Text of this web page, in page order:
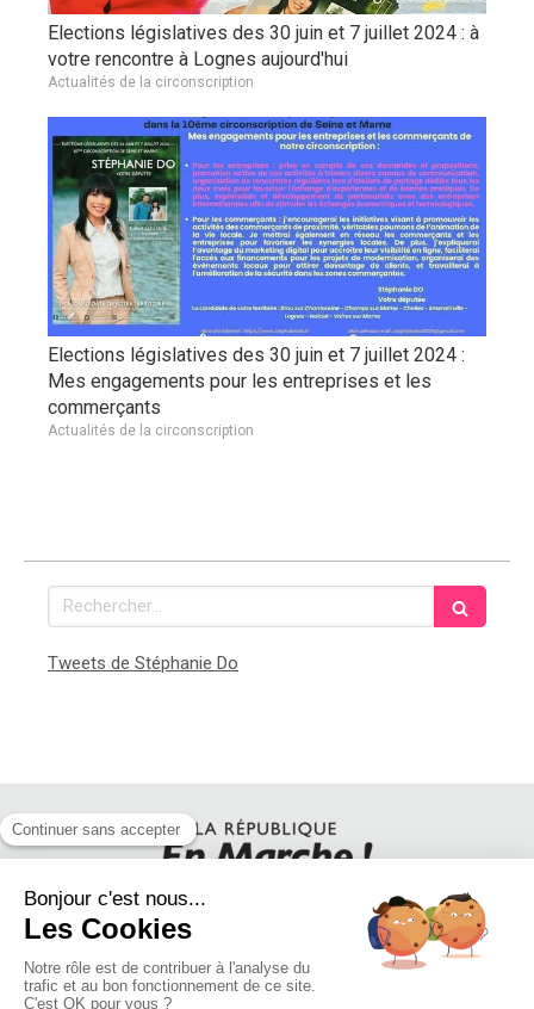
Elections législatives des 30 juin et 7 juillet 2024 : à
votre rencontre à Lognes aujourd'hui
Actualités de la circonscription
Elections législatives des 30 juin et 7 juillet 2024 :
Mes engagements pour les entreprises et les
commerçants
Actualités de la circonscription
Rechercher
Tweets de Stéphanie Do
SUIVEZ STEPHANIE DO SUR LES RESEAUX SOCIAUX